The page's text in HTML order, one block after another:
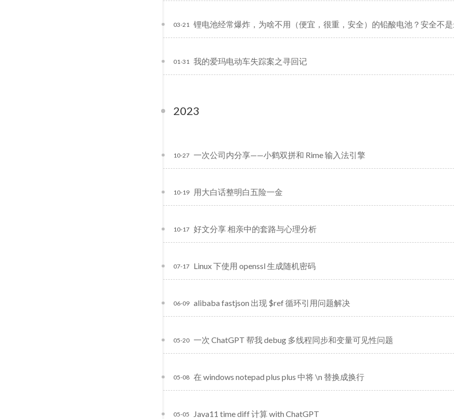
锂电池经常爆炸，为啥不用（便宜，很重，安全）的铅酸电池？安全不是
03-21
我的爱玛电动车失踪案之寻回记
01-31
2023
一次公司内分享——小鹤双拼和 Rime 输入法引擎
10-27
用大白话整明白五险一金
10-19
好文分享 相亲中的套路与心理分析
10-17
Linux 下使用 openssl 生成随机密码
07-17
alibaba fastjson 出现 $ref 循环引用问题解决
06-09
一次 ChatGPT 帮我 debug 多线程同步和变量可见性问题
05-20
在 windows notepad plus plus 中将 \n 替换成换行
05-08
Java11 time diff 计算 with ChatGPT
05-05